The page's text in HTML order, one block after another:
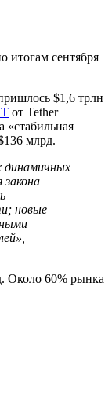
итогам сентября
$1,6 трлн
от Tether
млрд.
динамичных
закона
новые
Около 60% рынка